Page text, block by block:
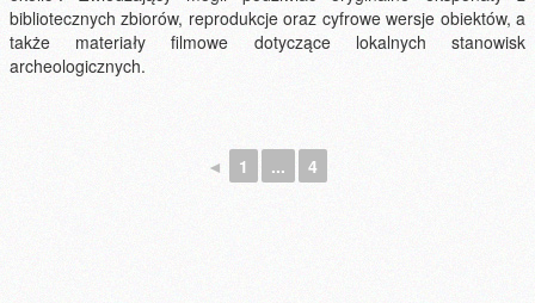
bibliotecznych zbiorów, reprodukcje oraz cyfrowe wersje obiektów, a
także materiały filmowe dotyczące lokalnych stanowisk
archeologicznych.
◄ 1 ... 4